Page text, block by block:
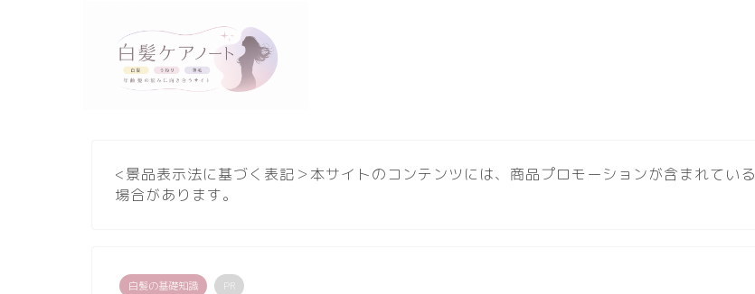
<景品表示法に基づく表記＞本サイトのコンテンツには、商品プロモーションが含まれている
場合があります。
白髪の基礎知識 PR